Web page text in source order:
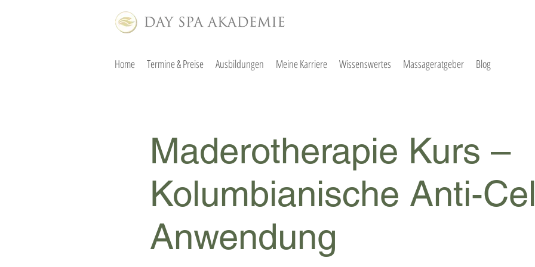
Home Termine & Preise Ausbildungen Meine Karriere Wissenswertes Massageratgeber Blog
Maderotherapie Kurs –
Kolumbianische Anti-
Anwendung